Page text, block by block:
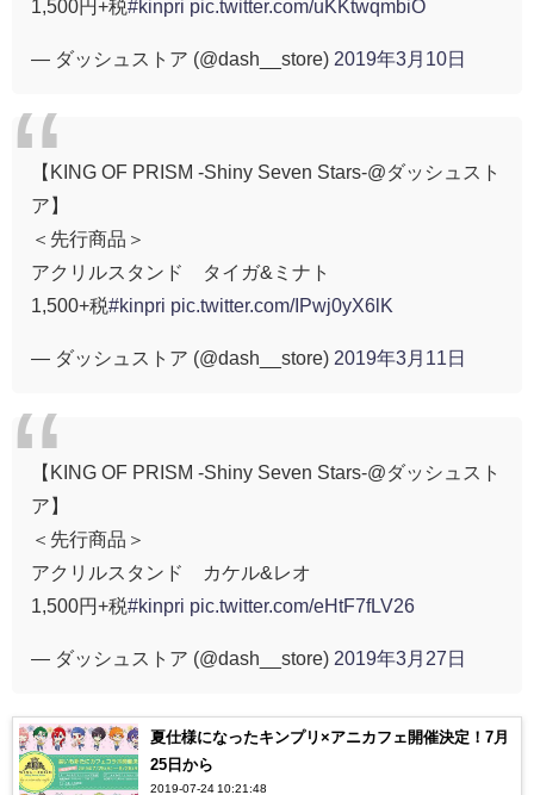
1,500円+税#kinpri pic.twitter.com/uKKtwqmbiO
— ダッシュストア (@dash__store) 2019年3月10日
【KING OF PRISM -Shiny Seven Stars-@ダッシュスト
ア】
＜先行商品＞
アクリルスタンド タイガ&ミナト
1,500+税#kinpri pic.twitter.com/IPwj0yX6lK
— ダッシュストア (@dash__store) 2019年3月11日
【KING OF PRISM -Shiny Seven Stars-@ダッシュスト
ア】
＜先行商品＞
アクリルスタンド カケル&レオ
1,500円+税#kinpri pic.twitter.com/eHtF7fLV26
— ダッシュストア (@dash__store) 2019年3月27日
夏仕様になったキンプリ×アニカフェ開催決定！7月
25日から
2019-07-24 10:21:48